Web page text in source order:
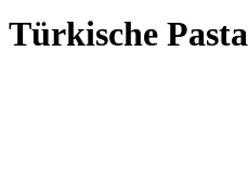
Türkische Pasta